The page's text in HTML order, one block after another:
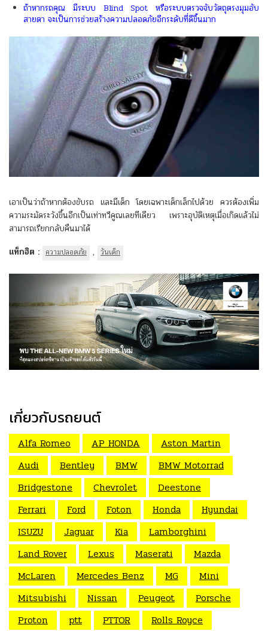
ถ้าหากรถคุณ มีระบบ Blind Spot หรือระบบตรวจจับวัตถุตรงมุมอับ
สายตา จะเป็นการช่วยสร้างความปลอดภัยอีกระดับที่ดีขึ้นมาก
เอาเป็นว่าถ้าหากต้องขับรถ และมีเด็ก โดยเฉพาะเด็กเล็กไปด้วย ควรต้องเพิ่ม
ความระมัดระวังขึ้นอีกเป็นเท่าทวีคูณเลยทีเดียว เพราะอุบัติเหตุเมื่อเกิดแล้วไม่
สามารถเรียกกลับคืนมาได้
แท็กฮิต :
ความปลอดภัย , วันเด็ก
เกี่ยวกับรถยนต์
Alfa Romeo AP HONDA
Aston Martin
Audi
Bentley BMW
BMW Motorrad
Bridgestone
Chevrolet
Deestone
Ferrari
Ford Foton Honda
Hyundai
ISUZU
Jaguar Kia
Lamborghini
Land Rover
Lexus Maserati
Mazda
McLaren
Mercedes Benz MG
Mini
Mitsubishi
Nissan Peugeot
Porsche
Proton
ptt PTTOR Rolls Royce